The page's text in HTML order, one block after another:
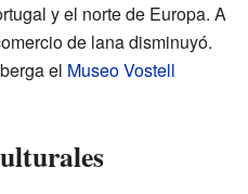
y el norte de Europa. A
de lana disminuyó.
el Museo Vostell